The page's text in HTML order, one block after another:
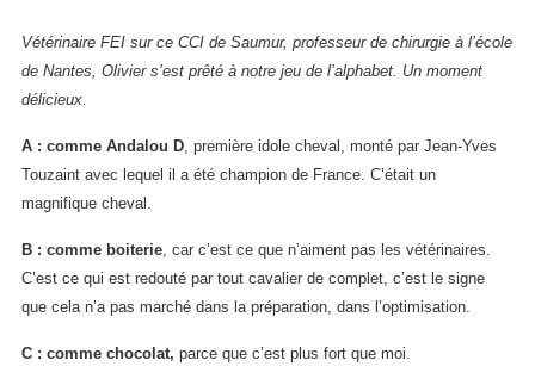
Vétérinaire FEI sur ce CCI de Saumur, professeur de chirurgie à l’école
de Nantes, Olivier s’est prêté à notre jeu de l’alphabet. Un moment
délicieux.
A : comme Andalou D, première idole cheval, monté par Jean-Yves
Touzaint avec lequel il a été champion de France. C’était un
magnifique cheval.
B : comme boiterie, car c’est ce que n’aiment pas les vétérinaires.
C’est ce qui est redouté par tout cavalier de complet, c’est le signe
que cela n’a pas marché dans la préparation, dans l’optimisation.
C : comme chocolat, parce que c’est plus fort que moi.